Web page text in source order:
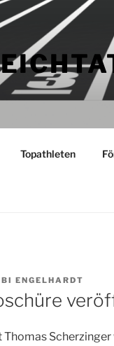
Topathleten
ENGELHARDT
Thomas